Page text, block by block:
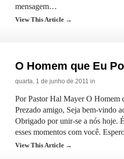
mensagem…
View This Article →
O Homem que Eu
quarta, 1 de junho de 2011 in
Por Pastor Hal Mayer O Homem
Prezado amigo, Seja bem-vindo
Obrigado por unir-se a nós hoje.
esses momentos com você.
View This Article →